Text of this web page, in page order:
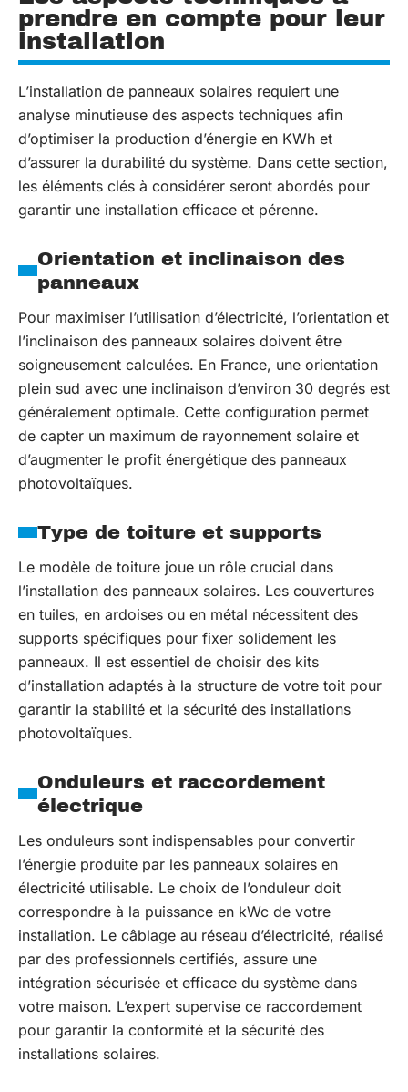
prendre en compte pour leur
installation
L’installation de panneaux solaires requiert une
analyse minutieuse des aspects techniques afin
d’optimiser la production d’énergie en KWh et
d’assurer la durabilité du système. Dans cette section,
les éléments clés à considérer seront abordés pour
garantir une installation efficace et pérenne.
Orientation et inclinaison des
panneaux
Pour maximiser l’utilisation d’électricité, l’orientation et
l’inclinaison des panneaux solaires doivent être
soigneusement calculées. En France, une orientation
plein sud avec une inclinaison d’environ 30 degrés est
généralement optimale. Cette configuration permet
de capter un maximum de rayonnement solaire et
d’augmenter le profit énergétique des panneaux
photovoltaïques.
Type de toiture et supports
Le modèle de toiture joue un rôle crucial dans
l’installation des panneaux solaires. Les couvertures
en tuiles, en ardoises ou en métal nécessitent des
supports spécifiques pour fixer solidement les
panneaux. Il est essentiel de choisir des kits
d’installation adaptés à la structure de votre toit pour
garantir la stabilité et la sécurité des installations
photovoltaïques.
Onduleurs et raccordement
électrique
Les onduleurs sont indispensables pour convertir
l’énergie produite par les panneaux solaires en
électricité utilisable. Le choix de l’onduleur doit
correspondre à la puissance en kWc de votre
installation. Le câblage au réseau d’électricité, réalisé
par des professionnels certifiés, assure une
intégration sécurisée et efficace du système dans
votre maison. L’expert supervise ce raccordement
pour garantir la conformité et la sécurité des
installations solaires.